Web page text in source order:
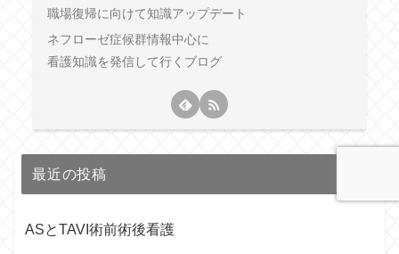
職場復帰に向けて知識アップデート
ネフローゼ症候群情報中心に
看護知識を発信して行くブログ
最近の投稿
ASとTAVI術前術後看護